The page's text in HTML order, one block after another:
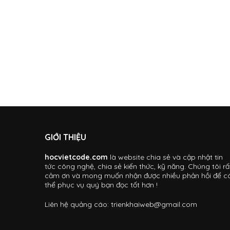
GIỚI THIỆU
hocvietcode.com là website chia sẻ và cập nhật tin
tức công nghệ, chia sẻ kiến thức, kỹ năng. Chúng tôi
cảm ơn và mong muốn nhận được nhiều phản hồi để
thể phục vụ quý bạn đọc tốt hơn !
Liên hệ quảng cáo: trienkhaiweb@gmail.com